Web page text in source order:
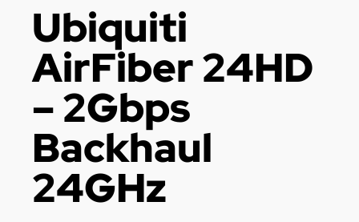
Ubiquiti
AirFiber 24HD
– 2Gbps
Backhaul
24GHz